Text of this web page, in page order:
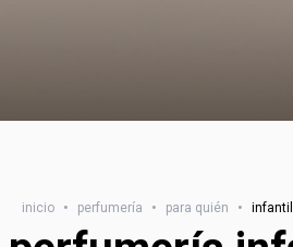
inicio • perfumería • para quién • infantil